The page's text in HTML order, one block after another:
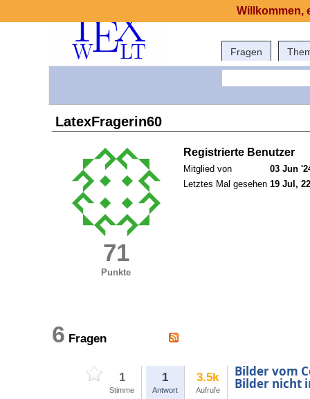
Fragen
LatexFragerin60
71
Punkte
Registrierte Benutzer
Mitglied von
03 Jun
Letztes Mal gesehen 19 Jul,
6 Fragen
1
Stimme
1
Antwort
3.5k
Aufrufe
Bilder vom
Bilder nicht
Willkommen,